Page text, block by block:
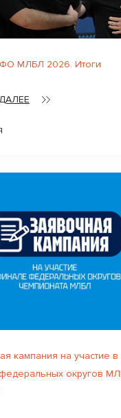
МЛБЛ 2026. Итоги
кампания на участие в
округов